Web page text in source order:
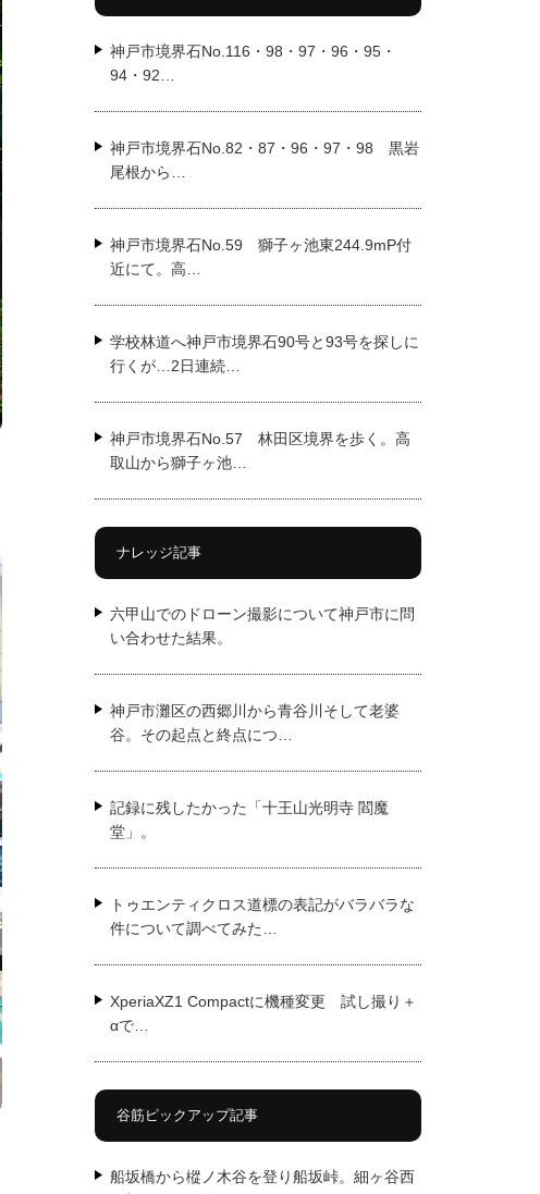
神戸市境界石No.116・98・97・96・95・
94・92…
神戸市境界石No.82・87・96・97・98 黒岩
尾根から…
神戸市境界石No.59 獅子ヶ池東244.9mP付
近にて。高…
学校林道へ神戸市境界石90号と93号を探しに
行くが…2日連続…
神戸市境界石No.57 林田区境界を歩く。高
取山から獅子ヶ池…
ナレッジ記事
六甲山でのドローン撮影について神戸市に問
い合わせた結果。
神戸市灘区の西郷川から青谷川そして老婆
谷。その起点と終点につ…
記録に残したかった「十王山光明寺 閻魔
堂」。
トゥエンティクロス道標の表記がバラバラな
件について調べてみた…
XperiaXZ1 Compactに機種変更 試し撮り＋
αで…
谷筋ピックアップ記事
船坂橋から樅ノ木谷を登り船坂峠。細ヶ谷西